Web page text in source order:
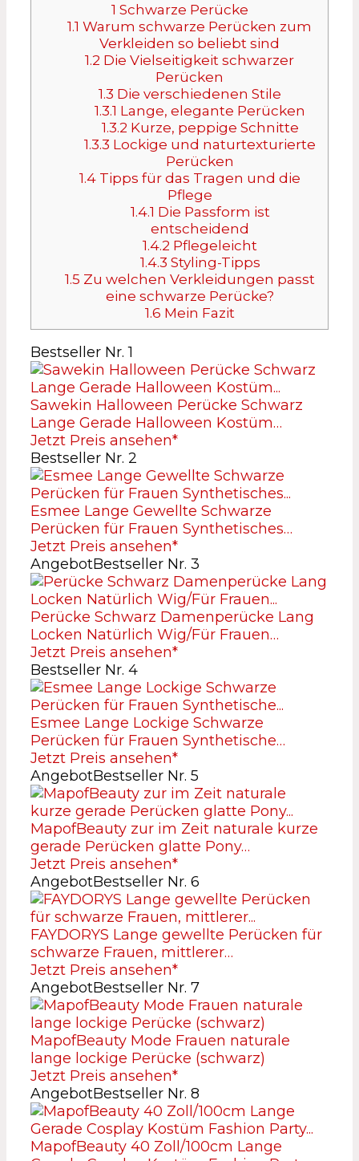
1 Schwarze Perücke
1.1 Warum schwarze Perücken zum
Verkleiden so beliebt sind
1.2 Die Vielseitigkeit schwarzer
Perücken
1.3 Die verschiedenen Stile
1.3.1 Lange, elegante Perücken
1.3.2 Kurze, peppige Schnitte
1.3.3 Lockige und naturtexturierte
Perücken
1.4Tipps für das Tragen und die
Pflege
1.4.1 Die Passform ist
entscheidend
1.4.2 Pflegeleicht
1.4.3 Styling-Tipps
1.5 Zu welchen Verkleidungen passt
eine schwarze Perücke?
1.6 Mein Fazit
Bestseller Nr. 1
Sawekin Halloween Perücke Schwarz
Lange Gerade Halloween Kostüm…
Jetzt Preis ansehen*
Bestseller Nr. 2
Esmee Lange Gewellte Schwarze
Perücken für Frauen Synthetisches…
Jetzt Preis ansehen*
AngebotBestseller Nr. 3
Perücke Schwarz Damenperücke Lang
Locken Natürlich Wig/Für Frauen…
Jetzt Preis ansehen*
Bestseller Nr. 4
Esmee Lange Lockige Schwarze
Perücken für Frauen Synthetische…
Jetzt Preis ansehen*
AngebotBestseller Nr. 5
MapofBeauty zur im Zeit naturale kurze
gerade Perücken glatte Pony…
Jetzt Preis ansehen*
AngebotBestseller Nr. 6
FAYDORYS Lange gewellte Perücken für
schwarze Frauen, mittlerer…
Jetzt Preis ansehen*
AngebotBestseller Nr. 7
MapofBeauty Mode Frauen naturale
lange lockige Perücke (schwarz)
Jetzt Preis ansehen*
AngebotBestseller Nr. 8
MapofBeauty 40 Zoll/100cm Lange